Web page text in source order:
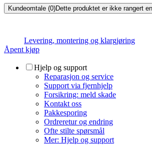
Kundeomtale (0)Dette produktet er ikke rangert
Levering, montering og klargjøring
Åpent kjøp
Hjelp og support
Reparasjon og service
Support via fjernhjelp
Forsikring: meld skade
Kontakt oss
Pakkesporing
Ordreretur og endring
Ofte stilte spørsmål
Mer: Hjelp og support